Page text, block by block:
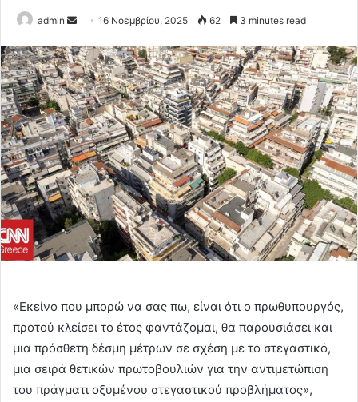
admin
Send
email
16 Νοεμβρίου, 2025 62 3 minutes read
«Εκείνο που μπορώ να σας πω, είναι ότι ο πρωθυπουργός,
προτού κλείσει το έτος φαντάζομαι, θα παρουσιάσει και
μια πρόσθετη δέσμη μέτρων σε σχέση με το στεγαστικό,
μια σειρά θετικών πρωτοβουλιών για την αντιμετώπιση
του πράγματι οξυμένου στεγαστικού προβλήματος»,